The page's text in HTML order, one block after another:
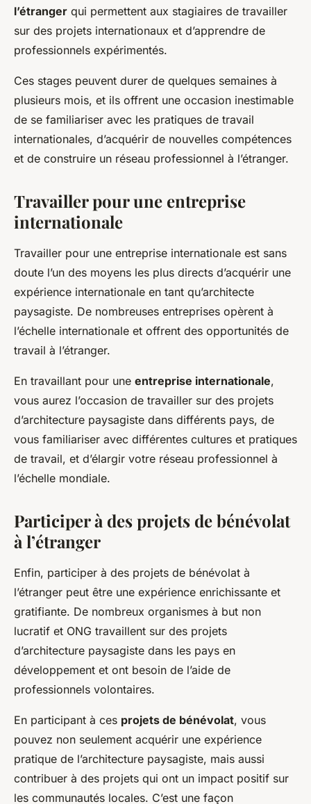
l’étranger qui permettent aux stagiaires de travailler
sur des projets internationaux et d’apprendre de
professionnels expérimentés.
Ces stages peuvent durer de quelques semaines à
plusieurs mois, et ils offrent une occasion inestimable
de se familiariser avec les pratiques de travail
internationales, d’acquérir de nouvelles compétences
et de construire un réseau professionnel à l’étranger.
Travailler pour une entreprise
internationale
Travailler pour une entreprise internationale est sans
doute l’un des moyens les plus directs d’acquérir une
expérience internationale en tant qu’architecte
paysagiste. De nombreuses entreprises opèrent à
l’échelle internationale et offrent des opportunités de
travail à l’étranger.
En travaillant pour une entreprise internationale,
vous aurez l’occasion de travailler sur des projets
d’architecture paysagiste dans différents pays, de
vous familiariser avec différentes cultures et pratiques
de travail, et d’élargir votre réseau professionnel à
l’échelle mondiale.
Participer à des projets de bénévolat
à l’étranger
Enfin, participer à des projets de bénévolat à
l’étranger peut être une expérience enrichissante et
gratifiante. De nombreux organismes à but non
lucratif et ONG travaillent sur des projets
d’architecture paysagiste dans les pays en
développement et ont besoin de l’aide de
professionnels volontaires.
En participant à ces projets de bénévolat, vous
pouvez non seulement acquérir une expérience
pratique de l’architecture paysagiste, mais aussi
contribuer à des projets qui ont un impact positif sur
les communautés locales. C’est une façon